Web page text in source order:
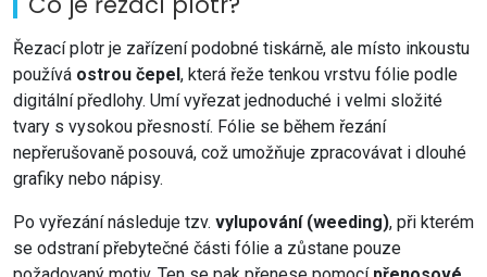
Řezací plotr je zařízení podobné tiskárně, ale místo inkoustu
používá ostrou čepel, která řeže tenkou vrstvu fólie podle
digitální předlohy. Umí vyřezat jednoduché i velmi složité
tvary s vysokou přesností. Fólie se během řezání
nepřerušovaně posouvá, což umožňuje zpracovávat i dlouhé
grafiky nebo nápisy.
Po vyřezání následuje tzv. vylupování (weeding), při kterém
se odstraní přebytečné části fólie a zůstane pouze